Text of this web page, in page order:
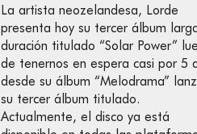
La artista neozelandesa, Lorde
presenta hoy su tercer álbum
duración titulado “Solar Power”
de tenernos en espera casi por 5
desde su álbum “Melodrama”
su tercer álbum titulado.
Actualmente, el disco ya está